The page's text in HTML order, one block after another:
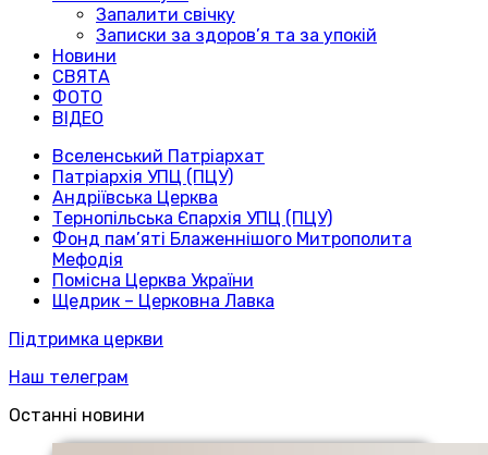
Запалити свічку
Записки за здоров’я та за упокій
Новини
СВЯТА
ФОТО
ВІДЕО
Вселенський Патріархат
Патріархія УПЦ (ПЦУ)
Андріївська Церква
Тернопільська Єпархія УПЦ (ПЦУ)
Фонд пам’яті Блаженнішого Митрополита
Мефодія
Помісна Церква України
Щедрик – Церковна Лавка
Підтримка церкви
Наш телеграм
Останні новини